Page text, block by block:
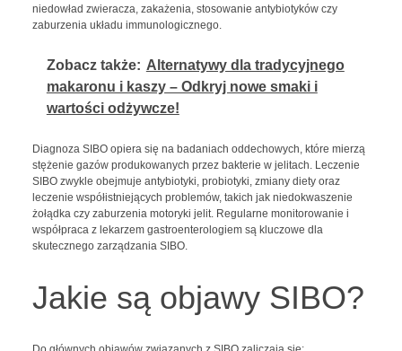
niedowład zwieracza, zakażenia, stosowanie antybiotyków czy
zaburzenia układu immunologicznego.
Zobacz także: Alternatywy dla tradycyjnego
makaronu i kaszy – Odkryj nowe smaki i
wartości odżywcze!
Diagnoza SIBO opiera się na badaniach oddechowych, które mierzą
stężenie gazów produkowanych przez bakterie w jelitach. Leczenie
SIBO zwykle obejmuje antybiotyki, probiotyki, zmiany diety oraz
leczenie współistniejących problemów, takich jak niedokwaszenie
żołądka czy zaburzenia motoryki jelit. Regularne monitorowanie i
współpraca z lekarzem gastroenterologiem są kluczowe dla
skutecznego zarządzania SIBO.
Jakie są objawy SIBO?